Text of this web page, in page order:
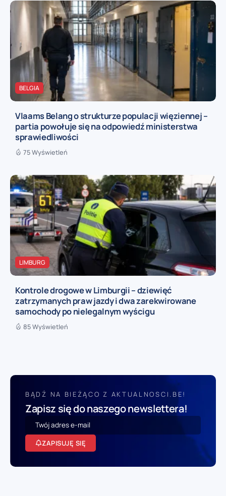
BELGIA
Vlaams Belang o strukturze populacji więziennej –
partia powołuje się na odpowiedź ministerstwa
sprawiedliwości
75 Wyświetleń
LIMBURG
Kontrole drogowe w Limburgii – dziewięć
zatrzymanych praw jazdy i dwa zarekwirowane
samochody po nielegalnym wyścigu
85 Wyświetleń
BĄDŹ NA BIEŻĄCO Z AKTUALNOSCI.BE!
Zapisz się do naszego newslettera!
ZAPISUJĘ SIĘ